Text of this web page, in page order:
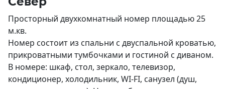
Просторный двухкомнатный номер площадью 25
м.кв.
Номер состоит из спальни с двуспальной кроватью,
прикроватными тумбочками и гостиной с диваном.
В номере: шкаф, стол, зеркало, телевизор,
кондиционер, холодильник, WI-FI, санузел (душ,